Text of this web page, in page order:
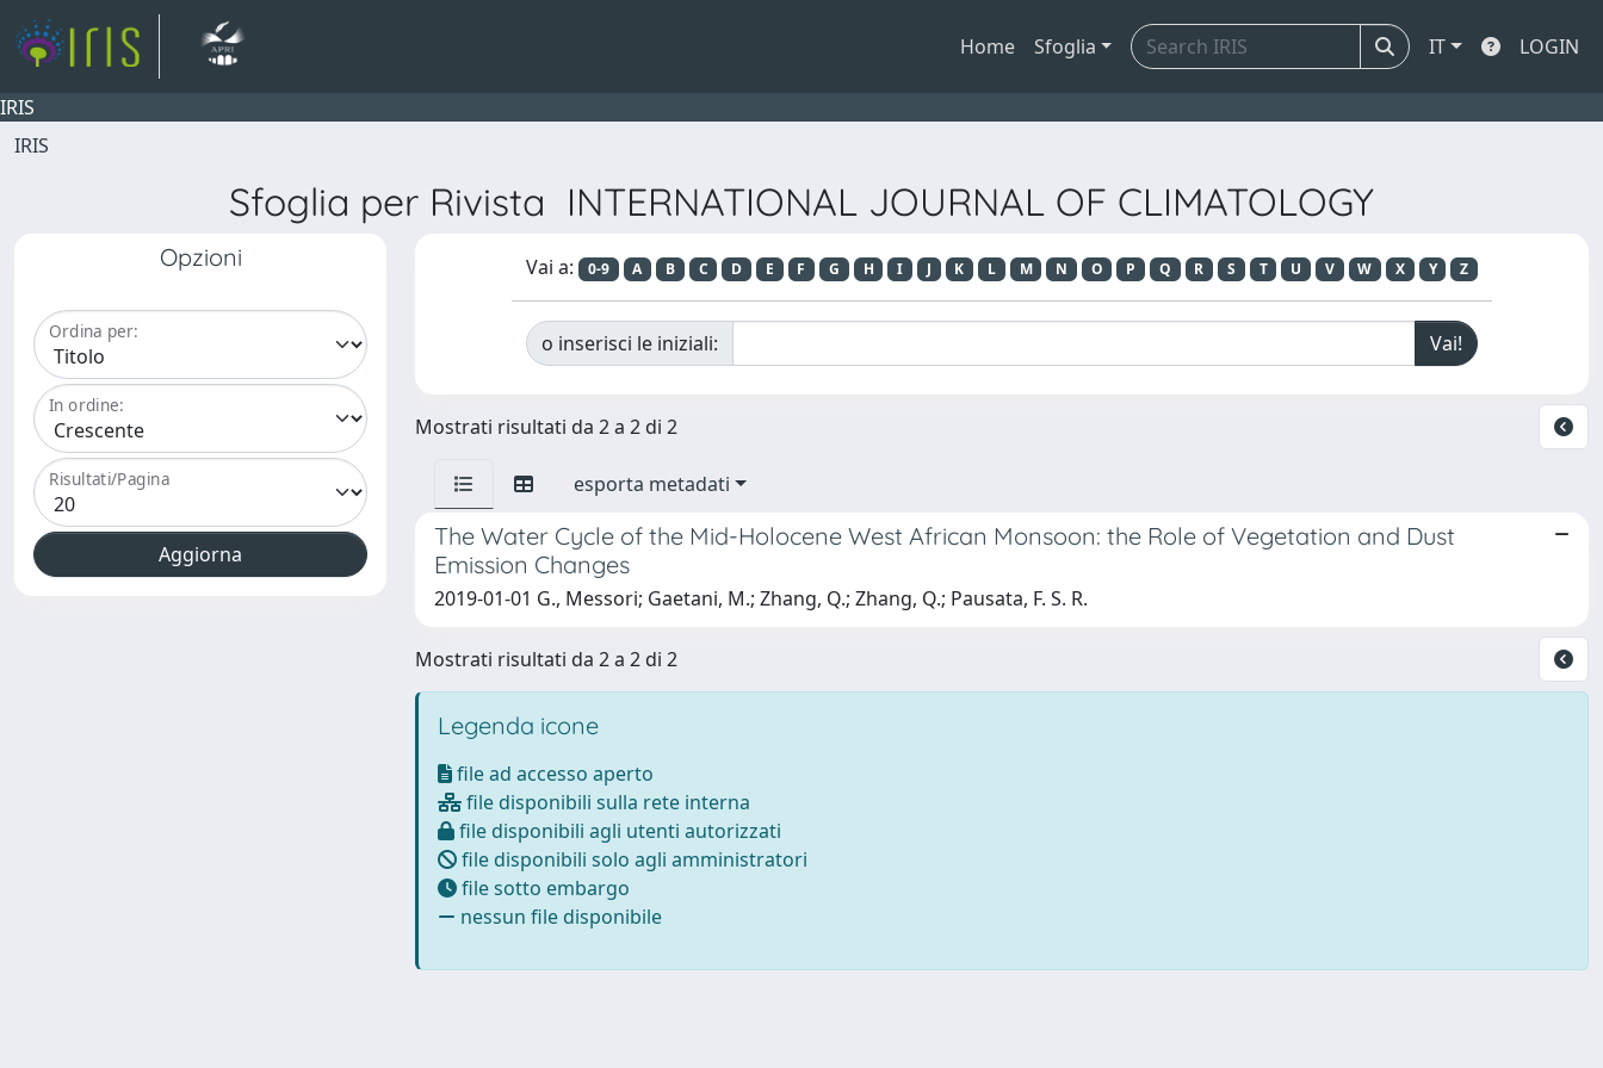
Home Sfoglia IT LOGIN
IRIS
IRIS
Sfoglia per Rivista INTERNATIONAL JOURNAL OF CLIMATOLOGY
Opzioni
Ordina per:
In ordine:
Risultati/Pagina
Vai a: 0-9 A B C D E F G H I J K L M N O P Q R S T U V W X Y Z
o inserisci le iniziali:
Mostrati risultati da 2 a 2 di 2
esporta metadati
The Water Cycle of the Mid-Holocene West African Monsoon: the Role of Vegetation and Dust
Emission Changes
2019-01-01 G., Messori; Gaetani, M.; Zhang, Q.; Zhang, Q.; Pausata, F. S. R.
Mostrati risultati da 2 a 2 di 2
Legenda icone
file ad accesso aperto
file disponibili sulla rete interna
file disponibili agli utenti autorizzati
file disponibili solo agli amministratori
file sotto embargo
nessun file disponibile